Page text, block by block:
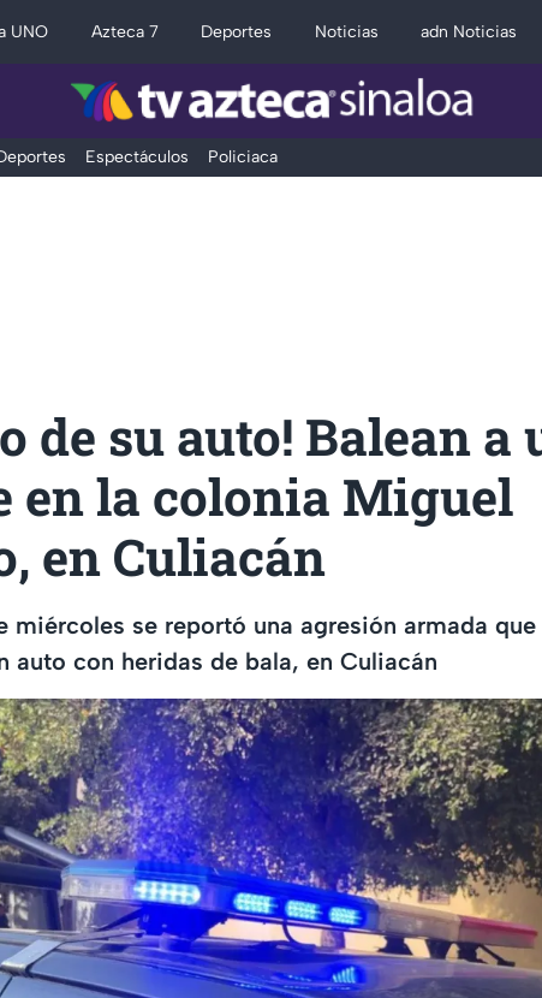
UNO Azteca 7 Deportes Noticias adn Noticias
Espectáculos Policiaca
de su auto! Balean a
en la colonia Miguel
en Culiacán
miércoles se reportó una agresión armada
auto con heridas de bala, en Culiacán